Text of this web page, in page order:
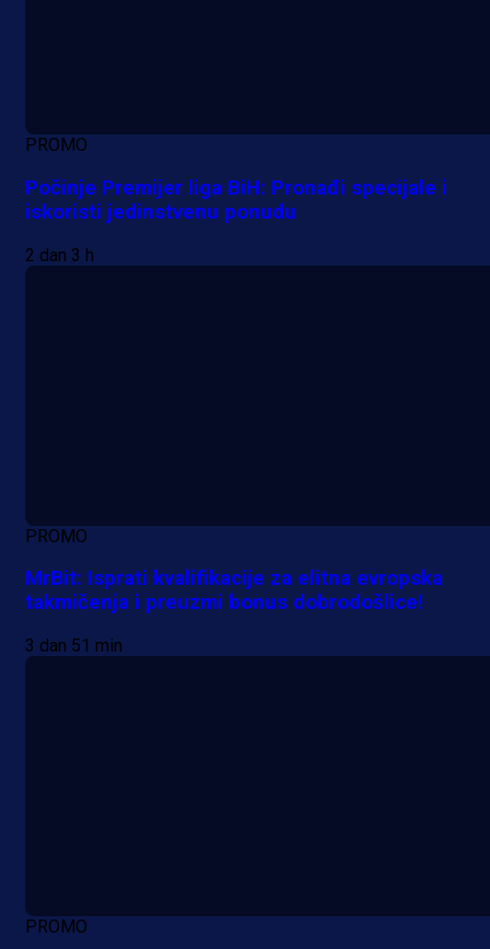
PROMO
Počinje Premijer liga BiH: Pronađi specijale i
iskoristi jedinstvenu ponudu
2 dan 3 h
PROMO
MrBit: Isprati kvalifikacije za elitna evropska
takmičenja i preuzmi bonus dobrodošlice!
3 dan 51 min
PROMO